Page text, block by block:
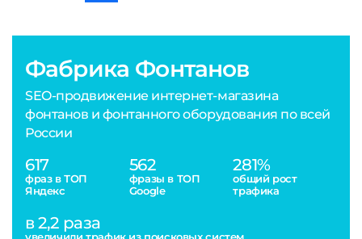
Фабрика Фонтанов
SEO-продвижение интернет-магазина
фонтанов и фонтанного оборудования по всей
России
617
фраз в ТОП
Яндекс
562
фразы в ТОП
Google
281%
общий рост
трафика
в 2,2 раза